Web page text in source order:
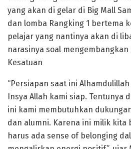
yang akan di gelar di Big Mall
dan lomba Rangking 1 bertema
pelajar yang nantinya akan di
narasinya soal
Kesatuan
“Persiapan saat ini
Insya Allah kami siap. Tentunya
ini kami membutuhkan
dan alumni. Karena ini milik kita
harus ada sense of belonging